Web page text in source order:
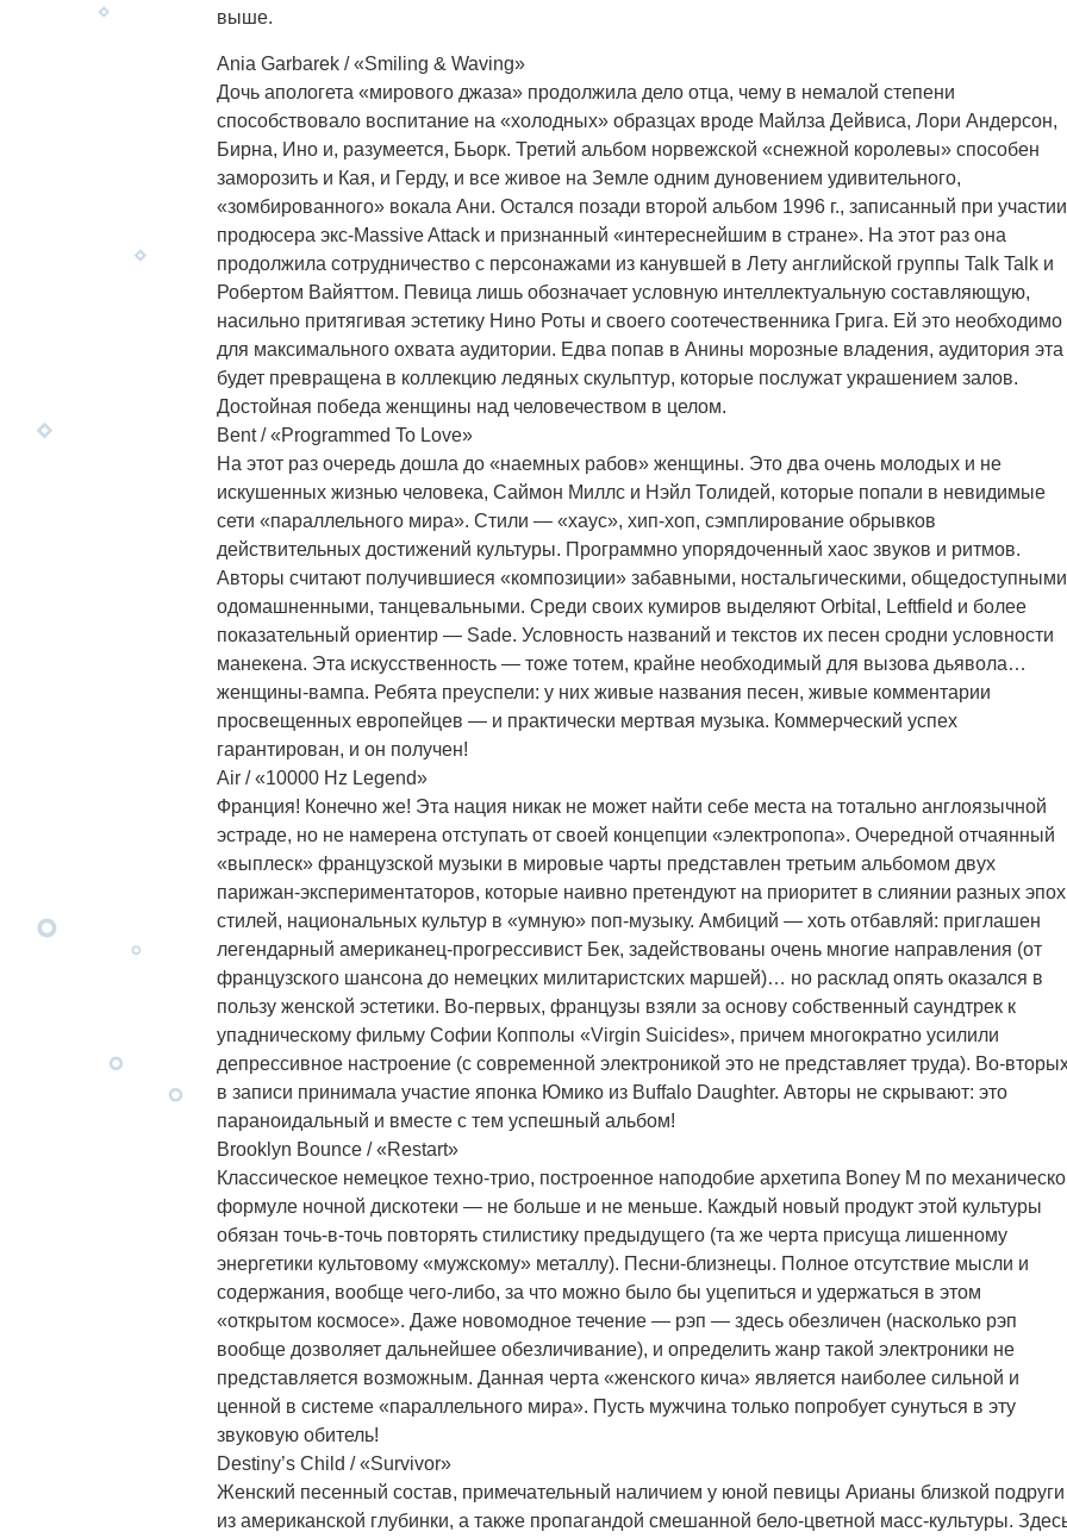
выше.
Ania Garbarek / «Smiling & Waving»
Дочь апологета «мирового джаза» продолжила дело отца, чему в немалой степени
способствовало воспитание на «холодных» образцах вроде Майлза Дейвиса, Лори Андерсон,
Бирна, Ино и, разумеется, Бьорк. Третий альбом норвежской «снежной королевы» способен
заморозить и Кая, и Герду, и все живое на Земле одним дуновением удивительного,
«зомбированного» вокала Ани. Остался позади второй альбом 1996 г., записанный при участии
продюсера экс-Massive Attack и признанный «интереснейшим в стране». На этот раз она
продолжила сотрудничество с персонажами из канувшей в Лету английской группы Talk Talk и
Робертом Вайяттом. Певица лишь обозначает условную интеллектуальную составляющую,
насильно притягивая эстетику Нино Роты и своего соотечественника Грига. Ей это необходимо
для максимального охвата аудитории. Едва попав в Анины морозные владения, аудитория эта
будет превращена в коллекцию ледяных скульптур, которые послужат украшением залов.
Достойная победа женщины над человечеством в целом.
Bent / «Programmed To Love»
На этот раз очередь дошла до «наемных рабов» женщины. Это два очень молодых и не
искушенных жизнью человека, Саймон Миллс и Нэйл Толидей, которые попали в невидимые
сети «параллельного мира». Стили — «хаус», хип-хоп, сэмплирование обрывков
действительных достижений культуры. Программно упорядоченный хаос звуков и ритмов.
Авторы считают получившиеся «композиции» забавными, ностальгическими,
одомашненными, танцевальными. Среди своих кумиров выделяют Orbital, Leftfield и более
показательный ориентир — Sade. Условность названий и текстов их песен сродни условности
манекена. Эта искусственность — тоже тотем, крайне необходимый для вызова дьявола…
женщины-вампа. Ребята преуспели: у них живые названия песен, живые комментарии
просвещенных европейцев — и практически мертвая музыка. Коммерческий успех
гарантирован, и он получен!
Air / «10000 Hz Legend»
Франция! Конечно же! Эта нация никак не может найти себе места на тотально англоязычной
эстраде, но не намерена отступать от своей концепции «электропопа». Очередной отчаянный
«выплеск» французской музыки в мировые чарты представлен третьим альбомом двух
парижан-экспериментаторов, которые наивно претендуют на приоритет в слиянии разных
стилей, национальных культур в «умную» поп-музыку. Амбиций — хоть отбавляй: приглашен
легендарный американец-прогрессивист Бек, задействованы очень многие направления (от
французского шансона до немецких милитаристских маршей)… но расклад опять оказался в
пользу женской эстетики. Во-первых, французы взяли за основу собственный саундтрек к
упадническому фильму Софии Копполы «Virgin Suicides», причем многократно усилили
депрессивное настроение (с современной электроникой это не представляет труда). Во-
в записи принимала участие японка Юмико из Buffalo Daughter. Авторы не скрывают: это
параноидальный и вместе с тем успешный альбом!
Brooklyn Bounce / «Restart»
Классическое немецкое техно-трио, построенное наподобие архетипа Boney M по
формуле ночной дискотеки — не больше и не меньше. Каждый новый продукт этой культуры
обязан точь-в-точь повторять стилистику предыдущего (та же черта присуща лишенному
энергетики культовому «мужскому» металлу). Песни-близнецы. Полное отсутствие мысли и
содержания, вообще чего-либо, за что можно было бы уцепиться и удержаться в этом
«открытом космосе». Даже новомодное течение — рэп — здесь обезличен (насколько рэп
вообще дозволяет дальнейшее обезличивание), и определить жанр такой электроники не
представляется возможным. Данная черта «женского кича» является наиболее сильной и
ценной в системе «параллельного мира». Пусть мужчина только попробует сунуться в эту
звуковую обитель!
Destiny’s Child / «Survivor»
Женский песенный состав, примечательный наличием у юной певицы Арианы близкой подруги
из американской глубинки, а также пропагандой смешанной бело-цветной масс-культуры.